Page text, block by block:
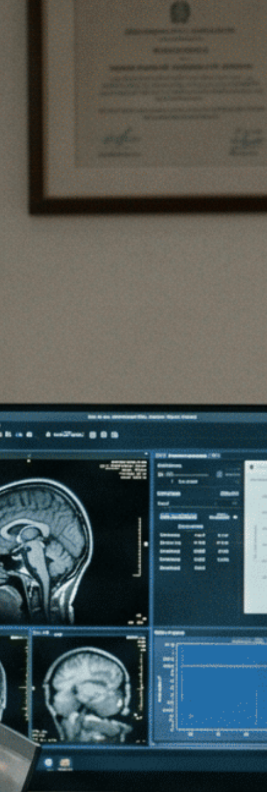
Percorso
Iscrizioni
Faculty
Vision
Al termine del Master saranno rafforzate le
competenze cliniche declinate alla pratica
forense e acquisite le nozioni giuridiche e
criminologiche indispensabili per operare in
ambito giudiziario in modo
metodologicamente corretto. Il percorso
formativo è finalizzato a permettere un
consapevole e altamente qualificato
espletamento dell'attività professionale, in
linea con la normativa nazionale vigente.
Tali competenze troveranno applicazione nei
Tribunali italiani, nelle Procure, in studi legali,
in enti e istituti di tutela di minori e adulti in
condizioni di fragilità.